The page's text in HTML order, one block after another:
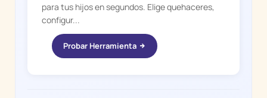
para tus hijos en segundos. Elige quehaceres,
configur...
Probar Herramienta